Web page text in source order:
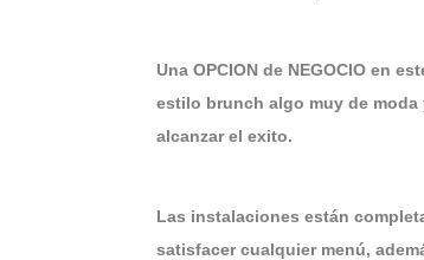
Una OPCION de NEGOCIO en
estilo brunch algo muy de
alcanzar el exito.
Las instalaciones están
satisfacer cualquier menú,